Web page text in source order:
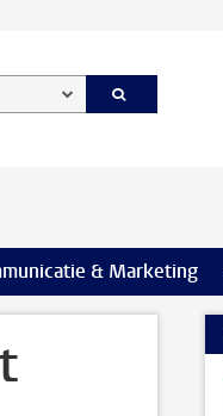
pagina’s
& Marketing